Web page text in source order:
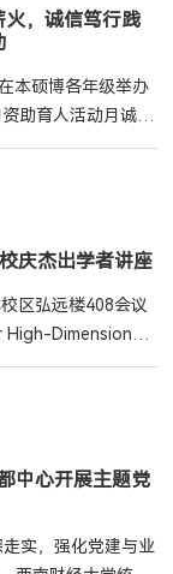
学院在统计建模与
，诚信笃行践
本硕博各年级举办
助育人活动月诚信
诚信意识。班会
性，强调了诚信是
让同学们深刻认识
誉和未来发展。同
了深入讲解，...
庆杰出学者讲座
区弘远楼408会议
Dimensional
网络卷积回归模型
主讲，我院副院
。讲座中，黄丹
关系的前沿问题。
移学习虽有进
中心开展主题党
实，强化党建与业